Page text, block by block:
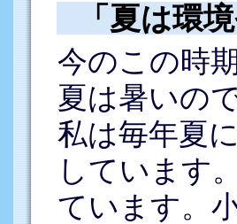
「夏は環
今のこの時
夏は暑いの
私は毎年夏
しています
ています。